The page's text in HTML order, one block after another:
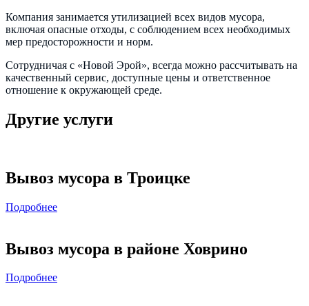
Компания занимается утилизацией всех видов мусора,
включая опасные отходы, с соблюдением всех необходимых
мер предосторожности и норм.
Сотрудничая с «Новой Эрой», всегда можно рассчитывать на
качественный сервис, доступные цены и ответственное
отношение к окружающей среде.
Другие услуги
Вывоз мусора в Троицке
Подробнее
Вывоз мусора в районе Ховрино
Подробнее